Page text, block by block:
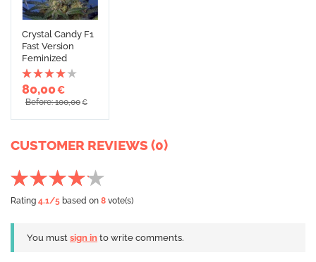
Crystal Candy F1
Fast Version
Feminized
80,00€
Before: 100,00€
CUSTOMER REVIEWS (0)
Rating 4.1/5 based on 8 vote(s)
You must sign in to write comments.